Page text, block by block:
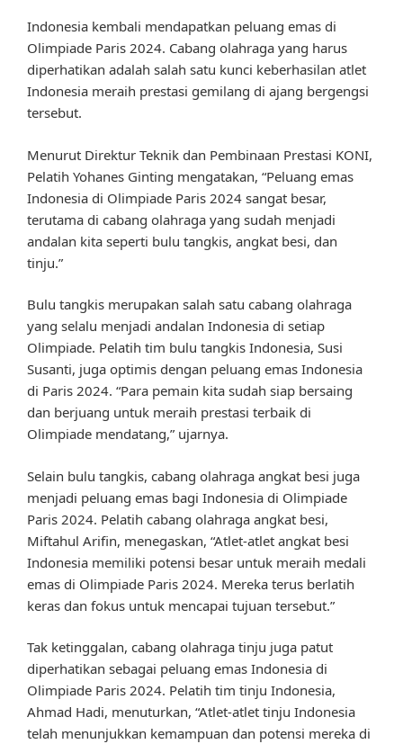
Indonesia kembali mendapatkan peluang emas di
Olimpiade Paris 2024. Cabang olahraga yang harus
diperhatikan adalah salah satu kunci keberhasilan atlet
Indonesia meraih prestasi gemilang di ajang bergengsi
tersebut.
Menurut Direktur Teknik dan Pembinaan Prestasi KONI,
Pelatih Yohanes Ginting mengatakan, “Peluang emas
Indonesia di Olimpiade Paris 2024 sangat besar,
terutama di cabang olahraga yang sudah menjadi
andalan kita seperti bulu tangkis, angkat besi, dan
tinju.”
Bulu tangkis merupakan salah satu cabang olahraga
yang selalu menjadi andalan Indonesia di setiap
Olimpiade. Pelatih tim bulu tangkis Indonesia, Susi
Susanti, juga optimis dengan peluang emas Indonesia
di Paris 2024. “Para pemain kita sudah siap bersaing
dan berjuang untuk meraih prestasi terbaik di
Olimpiade mendatang,” ujarnya.
Selain bulu tangkis, cabang olahraga angkat besi juga
menjadi peluang emas bagi Indonesia di Olimpiade
Paris 2024. Pelatih cabang olahraga angkat besi,
Miftahul Arifin, menegaskan, “Atlet-atlet angkat besi
Indonesia memiliki potensi besar untuk meraih medali
emas di Olimpiade Paris 2024. Mereka terus berlatih
keras dan fokus untuk mencapai tujuan tersebut.”
Tak ketinggalan, cabang olahraga tinju juga patut
diperhatikan sebagai peluang emas Indonesia di
Olimpiade Paris 2024. Pelatih tim tinju Indonesia,
Ahmad Hadi, menuturkan, “Atlet-atlet tinju Indonesia
telah menunjukkan kemampuan dan potensi mereka di